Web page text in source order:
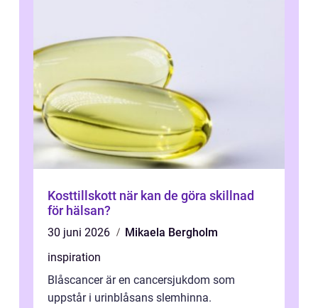
Kosttillskott när kan de göra skillnad
för hälsan?
30 juni 2026
Mikaela Bergholm
inspiration
Blåscancer är en cancersjukdom som
uppstår i urinblåsans slemhinna.